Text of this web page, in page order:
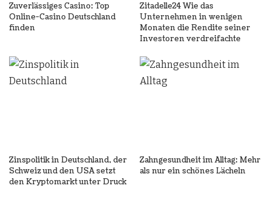
Zuverlässiges Casino: Top
Online-Casino Deutschland
finden
Zitadelle24 Wie das
Unternehmen in wenigen
Monaten die Rendite seiner
Investoren verdreifachte
Zinspolitik in Deutschland, der
Schweiz und den USA setzt
den Kryptomarkt unter Druck
Zahngesundheit im Alltag: Mehr
als nur ein schönes Lächeln